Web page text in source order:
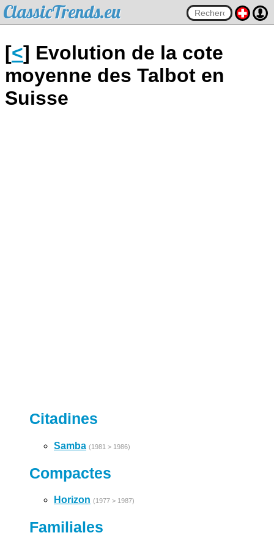
ClassicTrends.eu
[<] Evolution de la cote
moyenne des Talbot en
Suisse
Citadines
Samba (1981 > 1986)
Compactes
Horizon (1977 > 1987)
Familiales